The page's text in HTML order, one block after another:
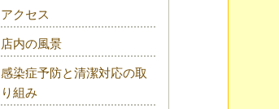
アクセス
店内の風景
感染症予防と清潔対応の取
り組み